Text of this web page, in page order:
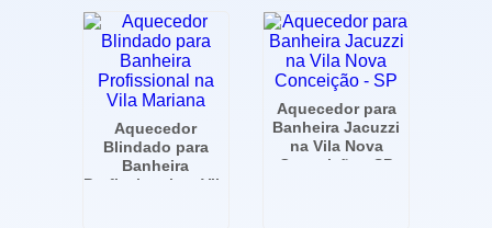
Aquecedor
Blindado para
Banheira
Profissional na Vila
Aquecedor para
Banheira Jacuzzi
na Vila Nova
Conceição - SP